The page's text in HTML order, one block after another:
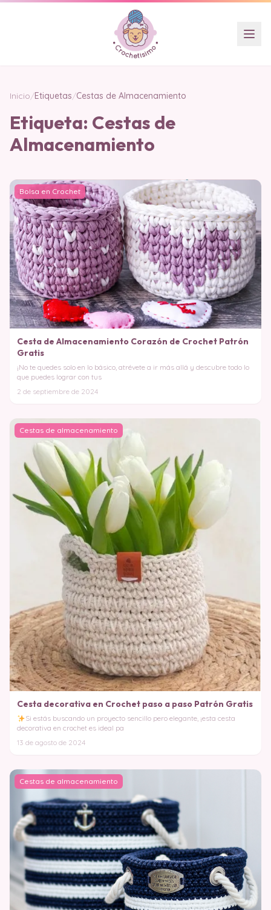
Inicio/Etiquetas/Cestas de Almacenamiento
Etiqueta: Cestas de
Almacenamiento
Bolsa en Crochet
Cesta de Almacenamiento Corazón de Crochet Patrón
Gratis
¡No te quedes solo en lo básico, atrévete a ir más allá y descubre todo lo
que puedes lograr con tus
2 de septiembre de 2024
Cestas de almacenamiento
Cesta decorativa en Crochet paso a paso Patrón Gratis
Si estás buscando un proyecto sencillo pero elegante, ¡esta cesta
decorativa en crochet es ideal pa
13 de agosto de 2024
Cestas de almacenamiento